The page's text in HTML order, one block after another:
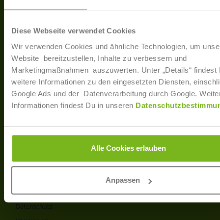
Diese Webseite verwendet Cookies
Wir verwenden Cookies und ähnliche Technologien, um
Website bereitzustellen, Inhalte zu verbessern und
Marketingmaßnahmen auszuwerten. Unter „Details“ findest
weitere Informationen zu den eingesetzten Diensten,
Google Ads und der Datenverarbeitung durch Google.
Informationen findest Du in unseren
Alle Cookies erlauben
Anpassen
40233 Düsseldorf
T: +49 (0)211 / 866 68 - 13
E-Mail: info@joborama.de
Über Uns
Veranstaltungen
Ansprechpartner
Partner
Produkt- und Preisliste
Disclaimer